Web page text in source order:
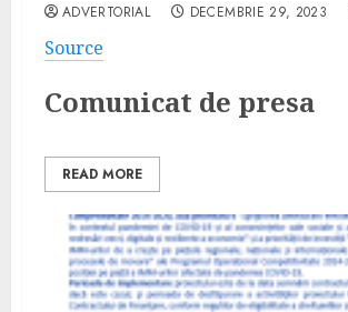
ADVERTORIAL DECEMBRIE 29, 2023
Source
Comunicat de presa
READ MORE